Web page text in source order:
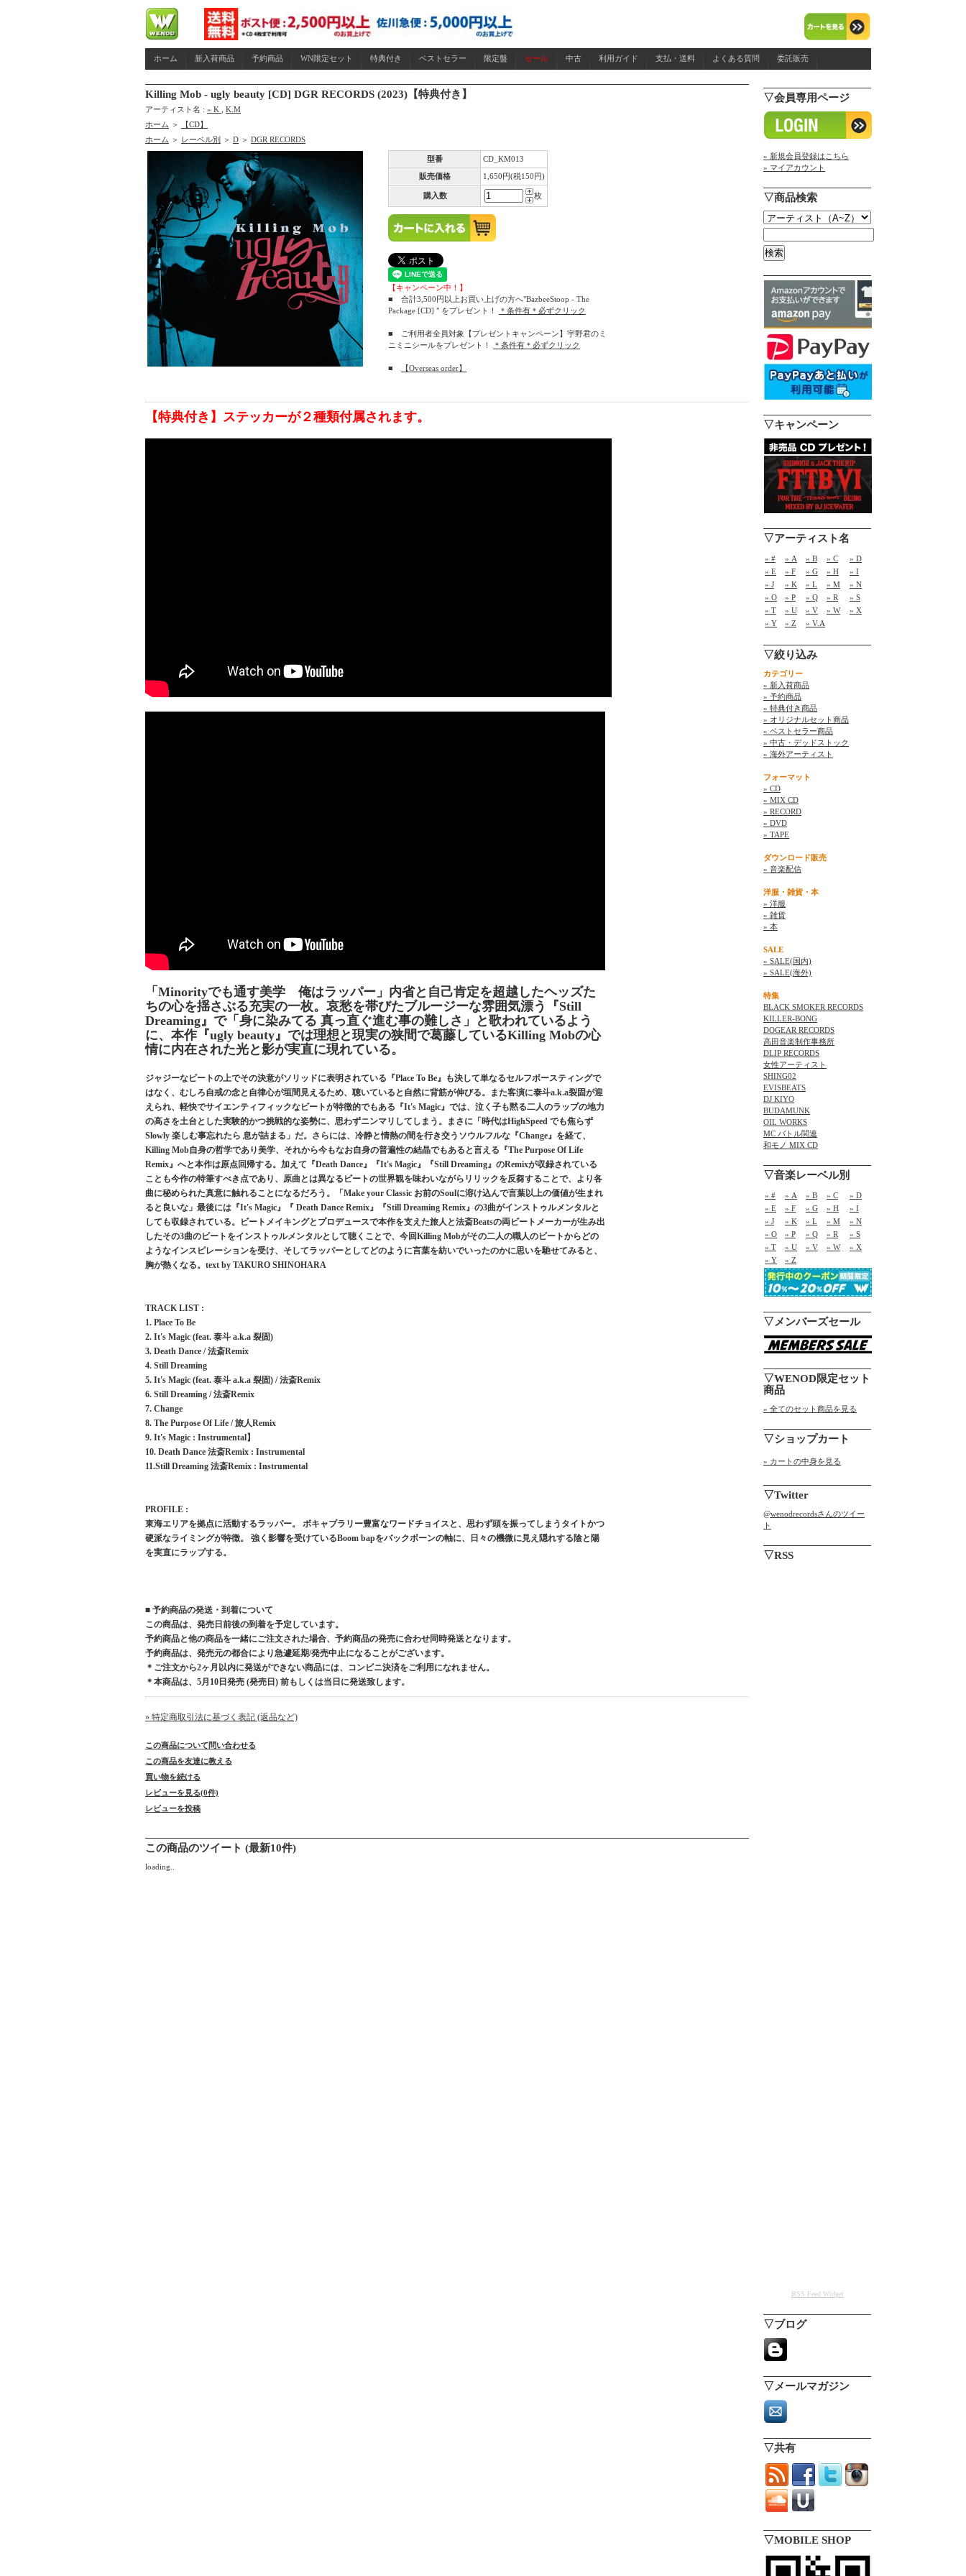
ホーム 新入荷商品 予約商品 WN限定セット 特典付き ベストセラー 限定盤 セール 中古 利用ガイド 支払・送料 よくある質問 委託販売
Killing Mob - ugly beauty [CD] DGR RECORDS (2023)【特典付き】
アーティスト名 : » K
K.M
ホーム ＞
【CD】
ホーム ＞ レーベル別 ＞ D ＞ DGR RECORDS
型番
CD_KM013
販売価格
1,650円(税150円)
購入数 枚
【キャンペーン中！】
■ 合計3,500円以上お買い上げの方へ"BazbeeStoop - The
Package [CD] " をプレゼント！
＊条件有＊必ずクリック
■ ご利用者全員対象【プレゼントキャンペーン】宇野君のミ
ニミニシールをプレゼント！
＊条件有＊必ずクリック
■ 【Overseas order】
【特典付き】ステッカーが２種類付属されます。
「Minorityでも通す美学 俺はラッパー」内省と自己肯定を超越したヘッズた
ちの心を揺さぶる充実の一枚。哀愁を帯びたブルージーな雰囲気漂う『Still
Dreaming』で「身に染みてる 真っ直ぐ進む事の難しさ」と歌われているよう
に、本作『ugly beauty』では理想と現実の狭間で葛藤しているKilling Mobの心
情に内在された光と影が実直に現れている。
ジャジーなビートの上でその決意がソリッドに表明されている『Place To Be』も決して単なるセルフボースティングで
はなく、むしろ自戒の念と自律心が垣間見えるため、聴いていると自然に背筋が伸びる。また客演に泰斗a.k.a裂固が迎
えられ、軽快でサイエンティフィックなビートが特徴的でもある『It's Magic』では、泣く子も黙る二人のラップの地力
の高さを土台とした実験的かつ挑戦的な姿勢に、思わずニンマリしてしまう。まさに「時代はHighSpeed でも焦らず
Slowly 楽しむ事忘れたら 息が詰まる」だ。さらには、冷静と情熱の間を行き交うソウルフルな『Change』を経て、
Killing Mob自身の哲学であり美学、それから今もなお自身の普遍性の結晶でもあると言える『The Purpose Of Life
Remix』へと本作は原点回帰する。加えて『Death Dance』『It's Magic』『Still Dreaming』のRemixが収録されている
ことも今作の特筆すべき点であり、原曲とは異なるビートの世界観を味わいながらリリックを反芻することで、より各
曲に秘められた真意に触れることになるだろう。「Make your Classic お前のSoulに溶け込んで言葉以上の価値が生まれ
ると良いな」最後には『It's Magic』『 Death Dance Remix』『Still Dreaming Remix』の3曲がインストゥルメンタルと
しても収録されている。ビートメイキングとプロデュースで本作を支えた旅人と法斎Beatsの両ビートメーカーが生み出
したその3曲のビートをインストゥルメンタルとして聴くことで、今回Killing Mobがその二人の職人のビートからどの
ようなインスピレーションを受け、そしてラッパーとしてどのように言葉を紡いでいったのかに思いを馳せてみると、
胸が熱くなる。text by TAKURO SHINOHARA
TRACK LIST :
1. Place To Be
2. It's Magic (feat. 泰斗 a.k.a 裂固)
3. Death Dance / 法斎Remix
4. Still Dreaming
5. It's Magic (feat. 泰斗 a.k.a 裂固) / 法斎Remix
6. Still Dreaming / 法斎Remix
7. Change
8. The Purpose Of Life / 旅人Remix
9. It's Magic : Instrumental】
10. Death Dance 法斎Remix : Instrumental
11.Still Dreaming 法斎Remix : Instrumental
PROFILE :
東海エリアを拠点に活動するラッパー。 ボキャブラリー豊富なワードチョイスと、思わず頭を振ってしまうタイトかつ
硬派なライミングが特徴。 強く影響を受けているBoom bapをバックボーンの軸に、日々の機微に見え隠れする陰と陽
を実直にラップする。
■ 予約商品の発送・到着について
この商品は、発売日前後の到着を予定しています。
予約商品と他の商品を一緒にご注文された場合、予約商品の発売に合わせ同時発送となります。
予約商品は、発売元の都合により急遽延期/発売中止になることがございます。
＊ご注文から2ヶ月以内に発送ができない商品には、コンビニ決済をご利用になれません。
＊本商品は、5月10日発売 (発売日) 前もしくは当日に発送致します。
» 特定商取引法に基づく表記 (返品など)
この商品について問い合わせる
この商品を友達に教える
買い物を続ける
レビューを見る(0件)
レビューを投稿
この商品のツイート (最新10件)
loading..
▽会員専用ページ
» 新規会員登録はこちら
» マイアカウント
▽商品検索
▽キャンペーン
▽アーティスト名
» # » A » B » C
» D
» E
» F » G » H
» I
» J
» K » L » M
» N
» O
» P » Q » R
» S
» T
» U » V » W
» X
» Y
» Z » V.A
▽絞り込み
カテゴリー
» 新入荷商品
» 予約商品
» 特典付き商品
» オリジナルセット商品
» ベストセラー商品
» 中古・デッドストック
» 海外アーティスト
フォーマット
» CD
» MIX CD
» RECORD
» DVD
» TAPE
ダウンロード販売
» 音楽配信
洋服・雑貨・本
» 洋服
» 雑貨
» 本
SALE
» SALE(国内)
» SALE(海外)
特集
BLACK SMOKER RECORDS
KILLER-BONG
DOGEAR RECORDS
高田音楽制作事務所
DLIP RECORDS
女性アーティスト
SHING02
EVISBEATS
DJ KIYO
BUDAMUNK
OIL WORKS
MC バトル関連
和モノ MIX CD
▽音楽レーベル別
» # » A » B » C
» D
» E
» F » G » H
» I
» J
» K » L » M
» N
» O
» P » Q » R
» S
» T
» U » V » W
» X
» Y
» Z
▽メンバーズセール
▽WENOD限定セット
商品
» 全てのセット商品を見る
▽ショップカート
» カートの中身を見る
▽Twitter
@wenodrecordsさんのツイー
ト
▽RSS
RSS Feed Widget
▽ブログ
▽メールマガジン
▽共有
▽MOBILE SHOP